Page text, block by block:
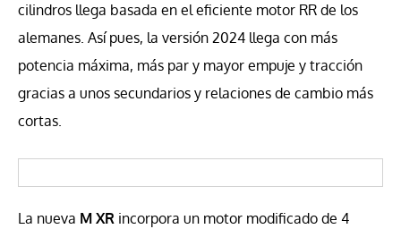
cilindros llega basada en el eficiente motor RR de los
alemanes. Así pues, la versión 2024 llega con más
potencia máxima, más par y mayor empuje y tracción
gracias a unos secundarios y relaciones de cambio más
cortas.
La nueva M XR incorpora un motor modificado de 4